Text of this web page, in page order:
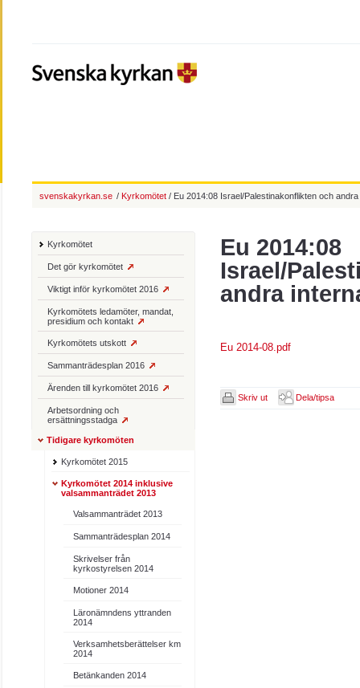
Eu 2014:08
Israel/
andra
Eu 2014-08.pdf
Skriv ut Dela/tipsa
Kyrkomötet
Det gör kyrkomötet
Viktigt inför kyrkomötet 2016
Kyrkomötets ledamöter, mandat,
presidium och kontakt
Kyrkomötets utskott
Sammanträdesplan 2016
Ärenden till kyrkomötet 2016
Arbetsordning och
ersättningsstadga
Tidigare kyrkomöten
Kyrkomötet 2015
Kyrkomötet 2014 inklusive
valsammanträdet 2013
Valsammanträdet 2013
Sammanträdesplan 2014
Skrivelser från
kyrkostyrelsen 2014
Motioner 2014
Läronämndens yttranden
2014
Verksamhetsberättelser km
2014
Betänkanden 2014
svenskakyrkan.se / Kyrkomötet / Eu 2014:08 Israel/Palestinakonflikten och